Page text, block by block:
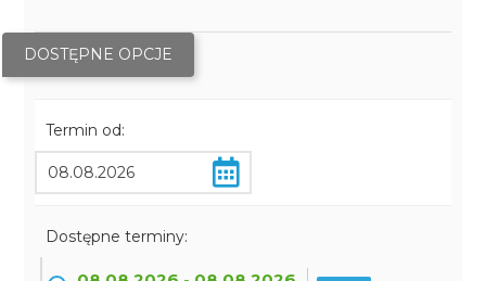
DOSTĘPNE OPCJE
Termin od:
Dostępne terminy: